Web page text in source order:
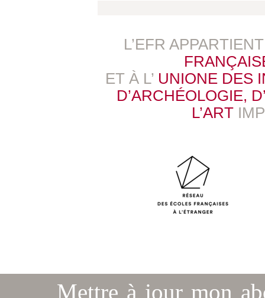
L’EFR
ET À L’ UNIONE DES
D’ARCHÉOLOGIE,
L’ART
Mettre à jour mon